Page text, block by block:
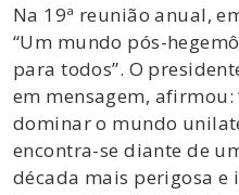
Na 19ª reunião anual,
“Um mundo pós-
para todos”. O
em mensagem, afirmou:
dominar o mundo
encontra-se diante de
década mais perigosa e